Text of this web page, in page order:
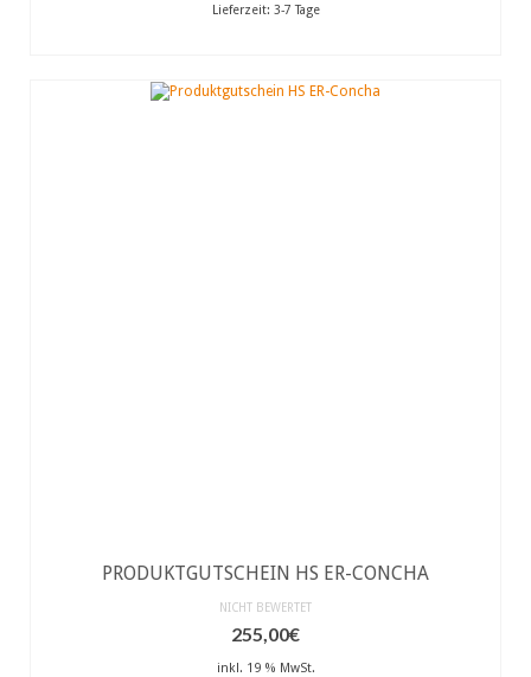
Lieferzeit: 3-7 Tage
PRODUKTGUTSCHEIN HS ER-CONCHA
NICHT BEWERTET
255,00€
inkl. 19 % MwSt.